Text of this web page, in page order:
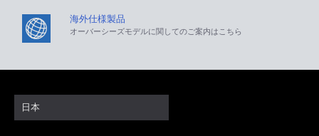
海外仕様製品
オーバーシーズモデルに関してのご案内はこちら
日本